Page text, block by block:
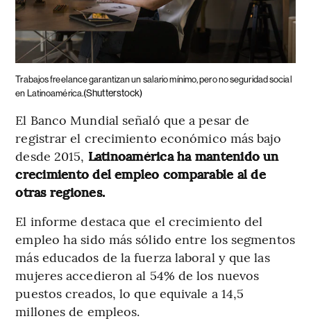
Trabajos freelance garantizan un salario mínimo, pero no seguridad social
en Latinoamérica.(Shutterstock)
El Banco Mundial señaló que a pesar de
registrar el crecimiento económico más bajo
desde 2015, Latinoamérica ha mantenido un
crecimiento del empleo comparable al de
otras regiones.
El informe destaca que el crecimiento del
empleo ha sido más sólido entre los segmentos
más educados de la fuerza laboral y que las
mujeres accedieron al 54% de los nuevos
puestos creados, lo que equivale a 14,5
millones de empleos.